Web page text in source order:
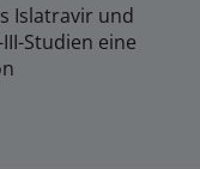
Islatravir und
Studien eine